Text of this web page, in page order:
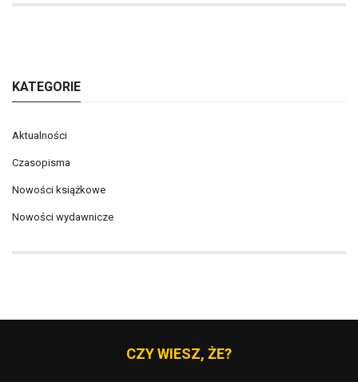
KATEGORIE
Aktualności
Czasopisma
Nowości książkowe
Nowości wydawnicze
CZY WIESZ, ŻE?